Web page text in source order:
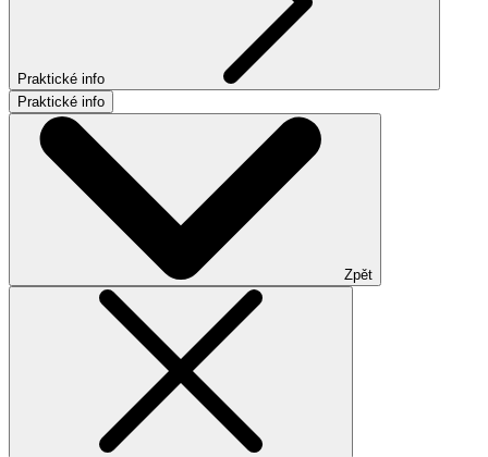
Praktické info
Praktické info
Zpět